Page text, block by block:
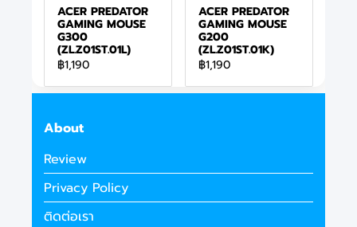
ACER PREDATOR
GAMING MOUSE
G300
(ZL.Z01ST.01L)
฿1,190
ACER PREDATOR
GAMING MOUSE
G200
(ZL.Z01ST.01K)
฿1,190
About
Review
Privacy Policy
ติดต่อเรา